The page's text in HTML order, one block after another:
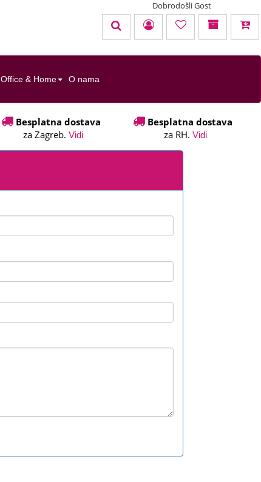
KOŠARICA
Uredi košaricu Naruči
Dobrodošli Gost
Office & Home O nama
Besplatna dostava
za Zagreb.Vidi
Besplatna dostava
za RH. Vidi